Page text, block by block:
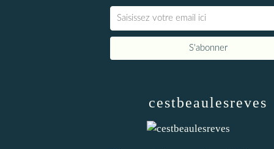
cestbeaulesreves